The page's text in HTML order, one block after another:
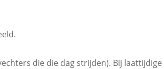
die die dag strijden). Bij